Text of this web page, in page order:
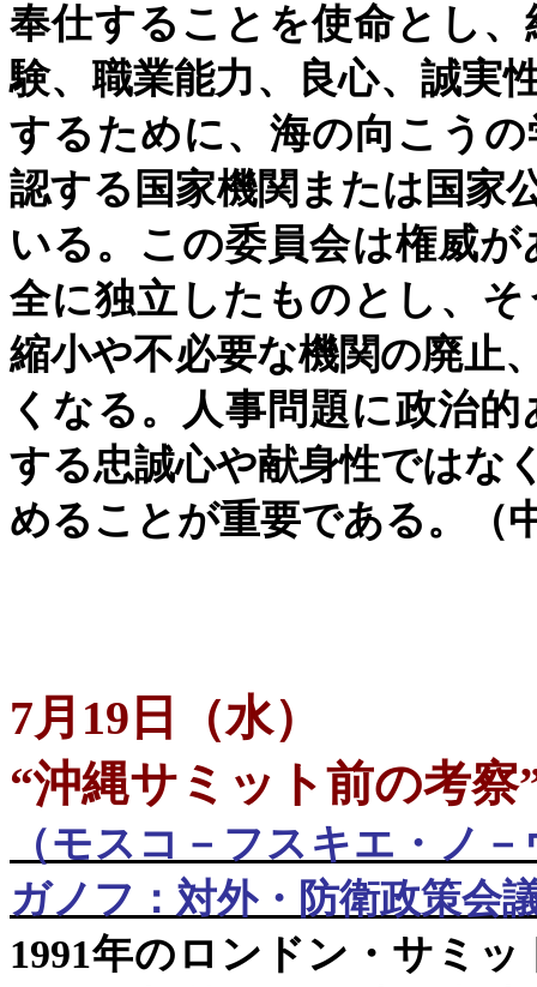
奉仕することを使命とし
験、職業能力、良心、誠実
するために、海の向こう
認する国家機関または国家
いる。この委員会は権威
全に独立したものとし、
縮小や不必要な機関の廃止
くなる。人事問題に政治
する忠誠心や献身性ではな
めることが重要である。（
7月19日（水）
“沖縄サミット前の考察
（モスコ－フスキエ・ノ
ガノフ：対外・防衛政策会
1991年のロンドン・サミ